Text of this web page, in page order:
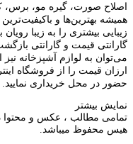
اصلاح صورت، گیره مو،
همیشه بهترین‌ها و باکیفیت‌ترین
زیبایی بیشتری را به زیبا
گارانتی قیمت و گارانتی
می‌توان به لوازم آشپزخانه
ارزان قیمت را از فروشگاه
حضور در محل خریداری نمایید.
نمایش بیشتر
تمامی مطالب ، عکس و محتوا
هیس محفوظ میباشد.